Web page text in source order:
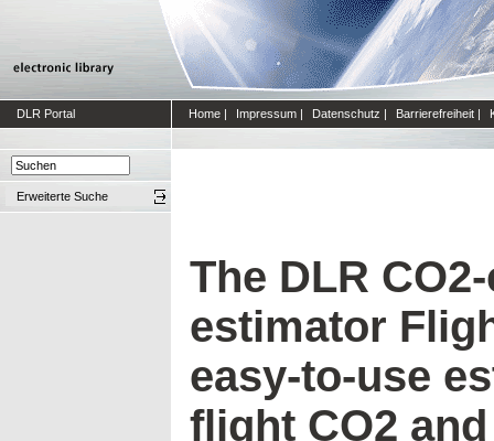
DLR Portal Home | Impressum | Datenschutz | Barrierefreiheit |
Erweiterte Suche
The DLR
estimator
easy-to-use
flight CO2